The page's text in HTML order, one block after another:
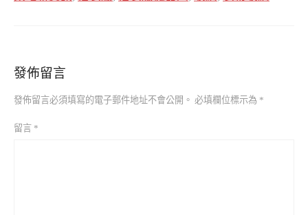
發佈留言
發佈留言必須填寫的電子郵件地址不會公開。 必填欄位標示為 *
留言 *